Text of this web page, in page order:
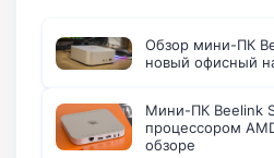
Обзор мини-ПК
новый офисный
Мини-ПК Beelink
процессором
обзоре